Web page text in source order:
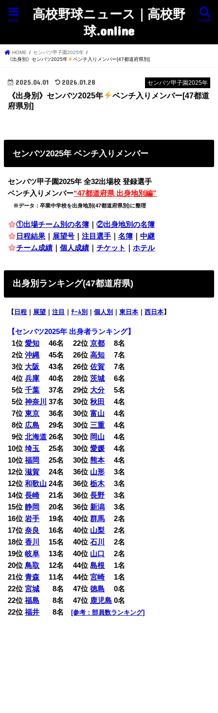
高校野球ニュース｜高校野
球.online
search
menu
HOME
センバツ甲子園2025年
《出身別》センバツ2025年
ベンチ入りメンバー[47都道府県別]
センバツ甲子園2025年
2025.04.01 2026.01.28
《出身別》センバツ2025年
ベンチ入りメンバー[47都道
府県別]
センバツ2025年 ベンチ入りメンバー
センバツ甲子園2025年 全32出場校 登録選手
ベンチ入りメンバー“47都道府県 出身地別編”
※データ：卒業中学校を出身地別(47都道府県別)に整理
①出場チーム別の名簿 ｜②出身地別の名簿
日程結果
展望号 ｜注目選手 ｜名簿 ｜中継
チーム成績 ｜個人成績 ｜チケット ｜ホテル
出身別ランキング(47都道府県)
【 日程 展望 ｜注目 ｜ﾁｰﾑ別 ｜個人別 ｜東日本 ｜西日本】
【センバツ2025年 出身者ランキング】
1位愛知 46名 22位京都 8名
02位沖縄 45名 26位高知 7名
03位 大阪 43名 26位佐賀 7名
04位兵庫 40名 28位茨城 6名
05位千葉 37名 29位 大分 5名
05位神奈川 37名 30位秋田
4名
07位東京 36名 30位富山 4名
08位 広島 29名 30位 三重 4名
09位北海道 26名 30位 岡山 4名
10位埼玉 25名 30位愛媛 4名
10位福岡 25名 30位熊本4名
12位滋賀 24名 36位 山形 3名
12位和歌山 24名 36位栃木3名
14位長崎21名 36位長野 3名
15位静岡 20名 36位 新潟 3名
16位岩手 19名 40位群馬 2名
17位奈良 16名 40位 山梨 2名
18位香川 15名 40位石川
2名
19位岐阜 13名 40位 山口
2名
20位鳥取 12名 44位島根 1名
21位青森 11名 44位宮崎1名
22位宮城 08名 47位徳島 0名
22位福島 08名 47位 鹿児島 0名
22位福井 08名[参考：部員数ランキング]